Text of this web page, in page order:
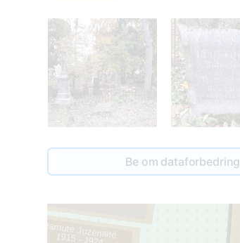
Be om dataforbedring
Ramutė Juzėnaitė
1915 - 1924